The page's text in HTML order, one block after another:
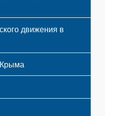
движения в